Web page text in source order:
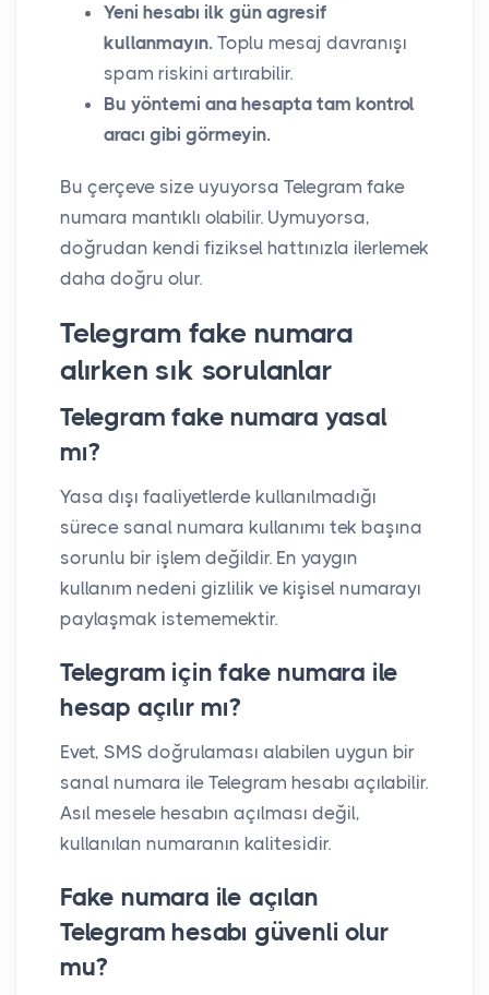
Yeni hesabı ilk gün agresif
kullanmayın. Toplu mesaj davranışı
spam riskini artırabilir.
Bu yöntemi ana hesapta tam kontrol
aracı gibi görmeyin.
Bu çerçeve size uyuyorsa Telegram fake
numara mantıklı olabilir. Uymuyorsa,
doğrudan kendi fiziksel hattınızla ilerlemek
daha doğru olur.
Telegram fake numara
alırken sık sorulanlar
Telegram fake numara yasal
mı?
Yasa dışı faaliyetlerde kullanılmadığı
sürece sanal numara kullanımı tek başına
sorunlu bir işlem değildir. En yaygın
kullanım nedeni gizlilik ve kişisel numarayı
paylaşmak istememektir.
Telegram için fake numara ile
hesap açılır mı?
Evet, SMS doğrulaması alabilen uygun bir
sanal numara ile Telegram hesabı açılabilir.
Asıl mesele hesabın açılması değil,
kullanılan numaranın kalitesidir.
Fake numara ile açılan
Telegram hesabı güvenli olur
mu?